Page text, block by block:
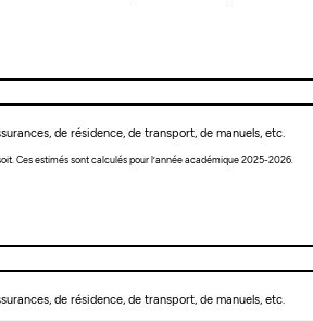
de résidence, de transport, de manuels, etc.
Ces estimés sont calculés pour l’année académique 2025-2026.
de résidence, de transport, de manuels, etc.